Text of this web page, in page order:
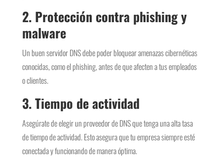
2. Protección contra phishing y
malware
Un buen servidor DNS debe poder bloquear amenazas cibernéticas
conocidas, como el phishing, antes de que afecten a tus empleados
o clientes.
3.Tiempo de actividad
Asegúrate de elegir un proveedor de DNS que tenga una alta tasa
de tiempo de actividad. Esto asegura que tu empresa siempre esté
conectada y funcionando de manera óptima.